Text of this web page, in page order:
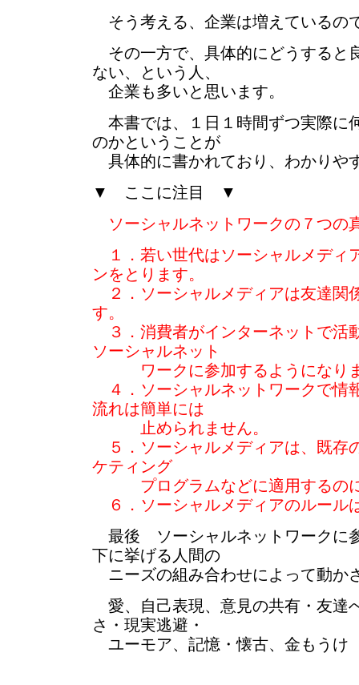
そう考える、企業は増えているの
その一方で、具体的にどうすると
ない、という人、
企業も多いと思います。
本書では、１日１時間ずつ実際に
のかということが
具体的に書かれており、わかりや
▼ ここに注目 ▼
ソーシャルネットワークの７つの
１．若い世代はソーシャルメディ
ンをとります。
２．ソーシャルメディアは友達関
す。
３．消費者がインターネットで活
ソーシャルネット
ワークに参加するようになり
４．ソーシャルネットワークで情
流れは簡単には
止められません。
５．ソーシャルメディアは、既存
ケティング
プログラムなどに適用するの
６．ソーシャルメディアのルール
最後 ソーシャルネットワークに
下に挙げる人間の
ニーズの組み合わせによって動か
愛、自己表現、意見の共有・友達
さ・現実逃避・
ユーモア、記憶・懐古、金もうけ